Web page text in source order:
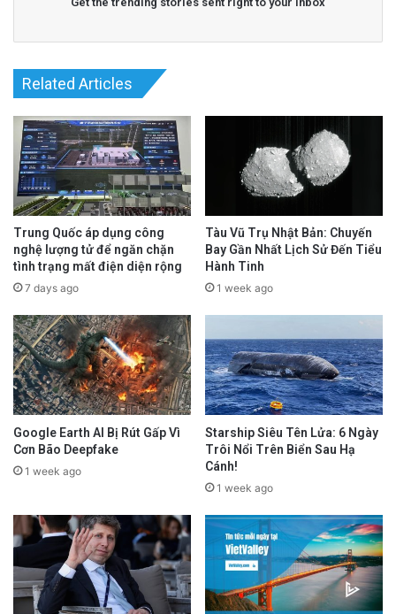
Related Articles
Trung Quốc áp dụng công
nghệ lượng tử để ngăn chặn
tình trạng mất điện diện rộng
7 days ago
Tàu Vũ Trụ Nhật Bản: Chuyến
Bay Gần Nhất Lịch Sử Đến Tiểu
Hành Tinh
1 week ago
Google Earth AI Bị Rút Gấp Vì
Cơn Bão Deepfake
1 week ago
Starship Siêu Tên Lửa: 6 Ngày
Trôi Nổi Trên Biển Sau Hạ
Cánh!
1 week ago